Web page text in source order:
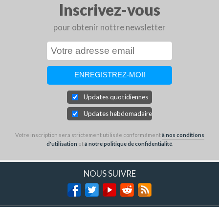
Inscrivez-vous
pour obtenir nottre newsletter
Updates quotidiennes
Updates hebdomadaires
Votre inscription sera strictement utilisée conformémentà nos conditions
d'utilisation età notre politique de confidentialité.
NOUS SUIVRE